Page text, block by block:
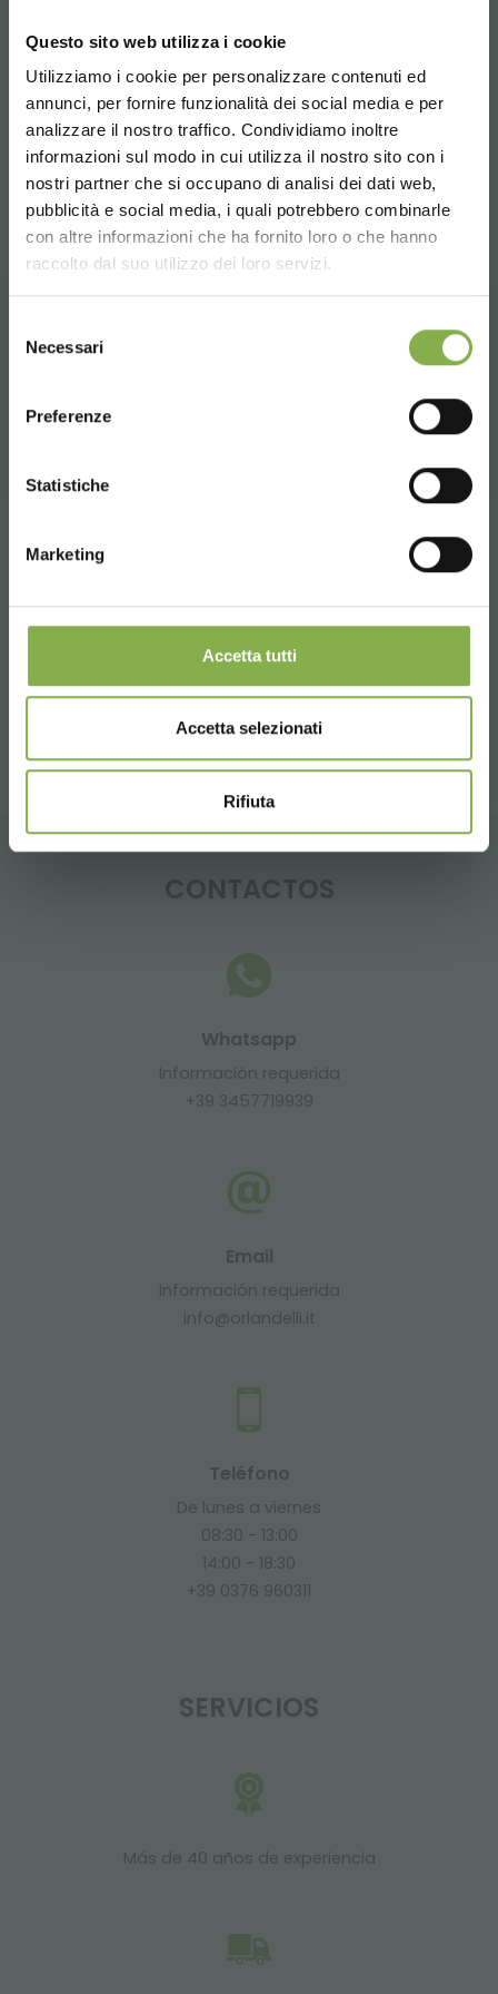
Questo sito web utilizza i cookie
Utilizziamo i cookie per personalizzare contenuti ed
annunci, per fornire funzionalità dei social media e per
analizzare il nostro traffico. Condividiamo inoltre
informazioni sul modo in cui utilizza il nostro sito con i
nostri partner che si occupano di analisi dei dati web,
pubblicità e social media, i quali potrebbero combinarle
con altre informazioni che ha fornito loro o che hanno
raccolto dal suo utilizzo dei loro servizi.
delNecessari
Preferenze
Statistiche
Marketing
Accetta tutti
Accetta selezionati
Rifiuta
alcance.
MEDIDAS
1025x620xH 575 mm - Peso: Kg. 11,5 - Volumen: m3 0,06
1225x620xH 575 mm - Peso: Kg. 13 - Volumen: m3 0,06
1625x620xH 575 mm - Peso: Kg. 18 - Volumen: m3 0,08
PRODUCTOS RELACIONADOS
Una selección de los mejores productos a la
Tag: Aluminio
Multirepisa Tiendas Venta
Choose the country you are in and your
language for a better browsing experience
CONTACTOS
Whatsapp
Información requerida
+39 3457719939
Email
Información requerida
info@orlandelli.it
Teléfono
De lunes a viernes
08:30 - 13:00
14:00 - 18:30
+39 0376 960311
SERVICIOS
Más de 40 años de experiencia
DESCARGAR
FICHA TÉCNICA
para descargar la ficha